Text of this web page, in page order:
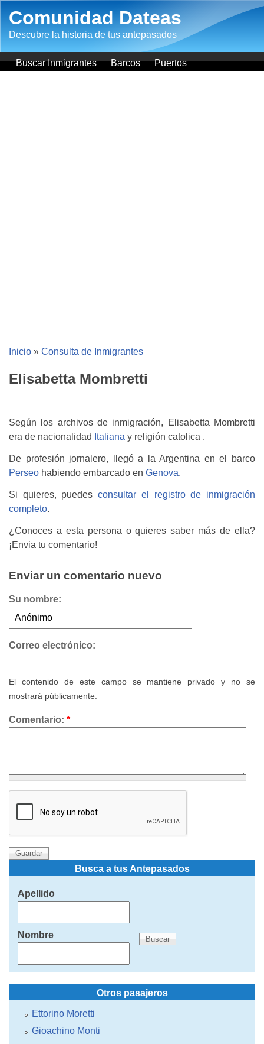
Comunidad Dateas
Descubre la historia de tus antepasados
Buscar Inmigrantes Barcos Puertos
Inicio » Consulta de Inmigrantes
Elisabetta Mombretti
Según los archivos de inmigración, Elisabetta Mombretti
era de nacionalidad Italiana y religión catolica .
De profesión jornalero, llegó a la Argentina en el barco
Perseo habiendo embarcado en Genova.
Si quieres, puedesconsultar el registro de inmigración
completo.
¿Conoces a esta persona o quieres saber más de ella?
¡Envia tu comentario!
Enviar un comentario nuevo
Su nombre:
Correo electrónico:
El contenido de este campo se mantiene privado y no se
mostrará públicamente.
Comentario: *
Busca a tus Antepasados
Apellido
Nombre
Otros pasajeros
Ettorino Moretti
Gioachino Monti